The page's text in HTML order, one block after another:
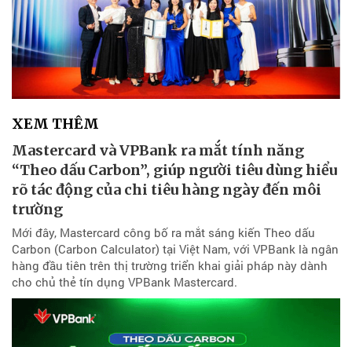
XEM THÊM
Mastercard và VPBank ra mắt tính năng
“Theo dấu Carbon”, giúp người tiêu dùng hiểu
rõ tác động của chi tiêu hàng ngày đến môi
trường
Mới đây, Mastercard công bố ra mắt sáng kiến Theo dấu
Carbon (Carbon Calculator) tại Việt Nam, với VPBank là ngân
hàng đầu tiên trên thị trường triển khai giải pháp này dành
cho chủ thẻ tín dụng VPBank Mastercard.